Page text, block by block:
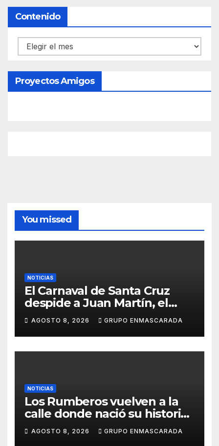
Contenido
Contenido
Proyectos Amigos
You missed
NOTICIAS
El Carnaval de Santa Cruz
despide a Juan Martín, el
inolvidable «Cristóbal Colón»
AGOSTO 8, 2026 GRUPO ENMASCARADA
NOTICIAS
Los Rumberos vuelven a la
calle donde nació su historia:
51 años después, el mismo
barrio, el mismo orgullo
AGOSTO 8, 2026 GRUPO ENMASCARADA